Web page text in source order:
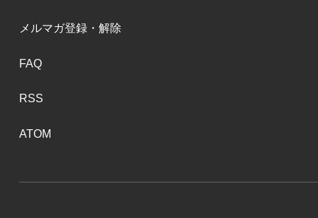
メルマガ登録・解除
FAQ
RSS
ATOM